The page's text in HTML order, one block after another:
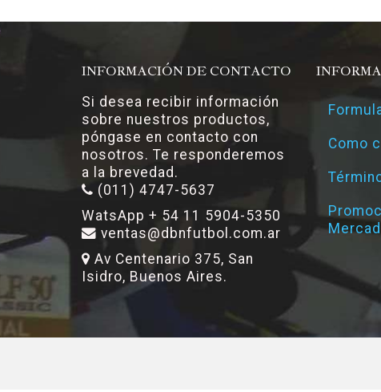
INFORMACIÓN DE CONTACTO
Si desea recibir información
sobre nuestros productos,
póngase en contacto con
nosotros. Te responderemos
a la brevedad.
(011) 4747-5637
WatsApp + 54 11 5904-5350
ventas@dbnfutbol.com.ar
Av Centenario 375, San
Isidro, Buenos Aires.
Como